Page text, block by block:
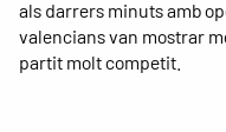
als darrers minuts amb
valencians van mostrar
partit molt competit.